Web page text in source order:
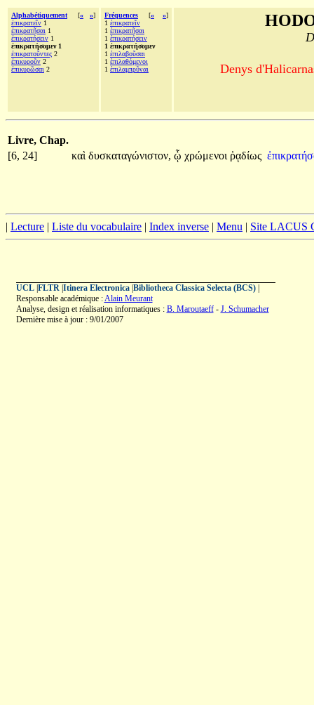
Alphabétiquement [« »]
ἐπικρατεῖν 1
ἐπικρατῆσαι 1
ἐπικρατήσειν 1
ἐπικρατήσομεν 1
ἐπικρατοῦντες 2
ἐπικυροῦν 2
ἐπικυρῶσαι 2
Fréquences [« »]
1 ἐπικρατεῖν
1 ἐπικρατῆσαι
1 ἐπικρατήσειν
1 ἐπικρατήσομεν
1 ἐπιλαβοῦσαι
1 ἐπιλαθόμενοι
1 ἐπιλαμπρῦναι Denys
Livre, Chap.
[6, 24]
καὶ δυσκαταγώνιστον, ᾧ χρώμενοι ῥᾳδίως
| Lecture | Liste du vocabulaire | Index inverse | Menu | Site LACUS
UCL| FLTR| Itinera Electronica| Bibliotheca Classica Selecta (BCS)|
Responsable académique :Alain Meurant
Analyse, design et réalisation informatiques : B. Maroutaeff- J. Schumacher
Dernière mise à jour : 9/01/2007